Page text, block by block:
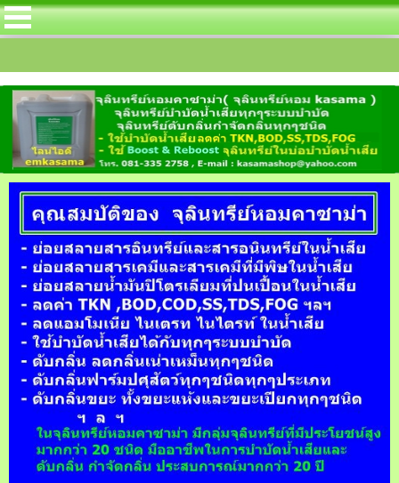
ายอิ้ง สำหรับลดค่า TKN โดยเฉพาะใน